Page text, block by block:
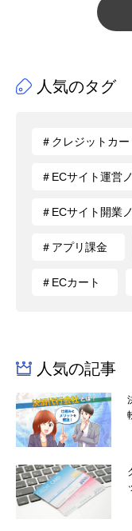
人気のタグ
＃クレジットカ
＃ECサイト運営
＃ECサイト開業
＃アプリ課金
＃ECカート
人気の記事